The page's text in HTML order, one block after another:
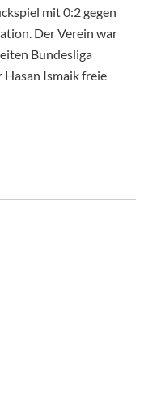
mit 0:2 gegen
Der Verein war
Bundesliga
Hasan Ismaik freie